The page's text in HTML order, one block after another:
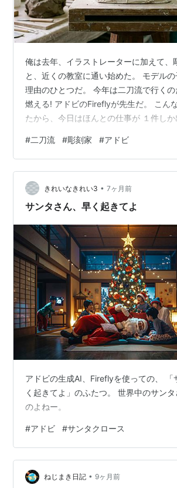
俺は去年、イラストレーターに加えて、
と、近くの教室に通い始めた。 モデル
理由のひとつだ。 今年は二刀流で行く
燃える! アドビのFireflyが先生だ。 こん
たから、今日はほんとの仕事が １件し
#二刀流 #彫刻家 #アドビ
きれいなきれい3 • 7ヶ月前
サンタさん、早く起きてよ
アドビの生成AI、Fireflyを使っての、 「
く起きてよ」のふたつ。 世界中のサン
のよねー。
#アドビ #サンタクロース
ねじまき日記 • 9ヶ月前